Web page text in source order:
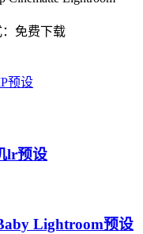
免费下载
预设
lr预设
Lightroom预设